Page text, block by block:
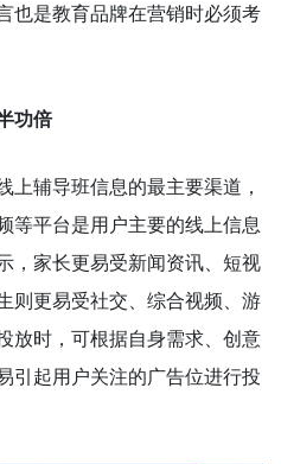
也是教育品牌在营销时必须考
功倍
上辅导班信息的最主要渠道，
等平台是用户主要的线上信息
，家长更易受新闻资讯、短视
则更易受社交、综合视频、游
放时，可根据自身需求、创意
引起用户关注的广告位进行投